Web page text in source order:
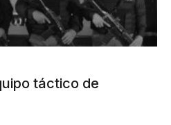
táctico de